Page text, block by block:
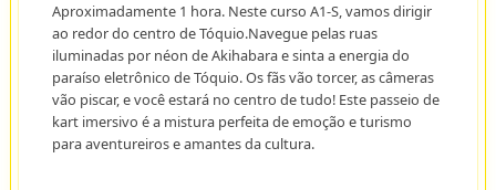
Aproximadamente 1 hora. Neste curso A1-S, vamos dirigir
ao redor do centro de Tóquio.Navegue pelas ruas
iluminadas por néon de Akihabara e sinta a energia do
paraíso eletrônico de Tóquio. Os fãs vão torcer, as câmeras
vão piscar, e você estará no centro de tudo! Este passeio de
kart imersivo é a mistura perfeita de emoção e turismo
para aventureiros e amantes da cultura.